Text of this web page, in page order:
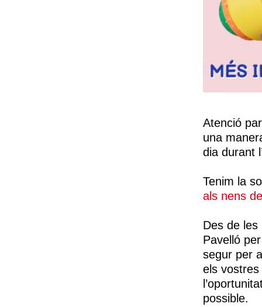
Atenció
una
dia durant
Tenim la
als nens
Des de
Pavelló
segur per
els
possible.